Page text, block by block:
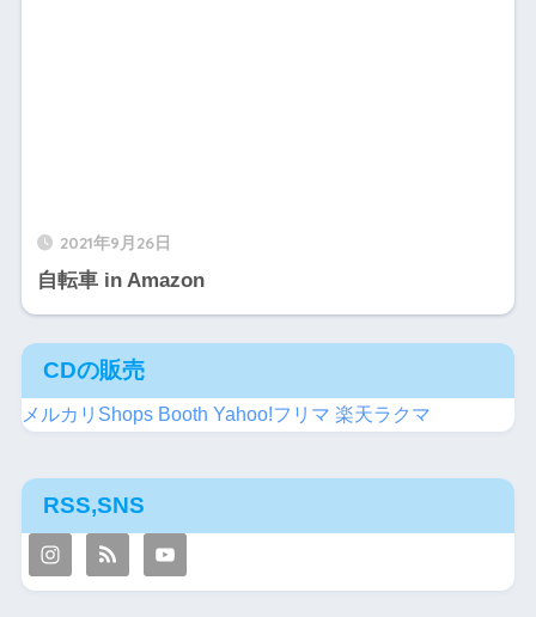
2021年9月26日
自転車 in Amazon
CDの販売
メルカリShops Booth Yahoo!フリマ 楽天ラクマ
RSS,SNS